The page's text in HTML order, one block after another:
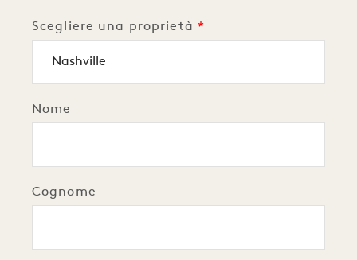
Scegliere una proprietà
Nome
Cognome